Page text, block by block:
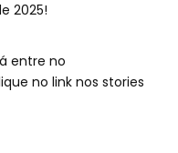
2025!
entre no
no link nos stories